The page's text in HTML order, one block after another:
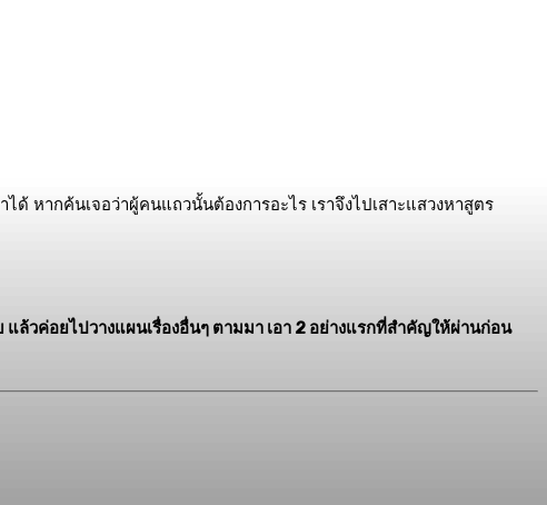
หากค้นเจอว่าผู้คนแถวนั้นต้องการอะไร เราจึงไปเสาะแสวงหาสูตร
ล้วค่อยไปวางแผนเรื่องอื่นๆ ตามมา เอา 2 อย่างแรกที่สำคัญให้ผ่านก่อน